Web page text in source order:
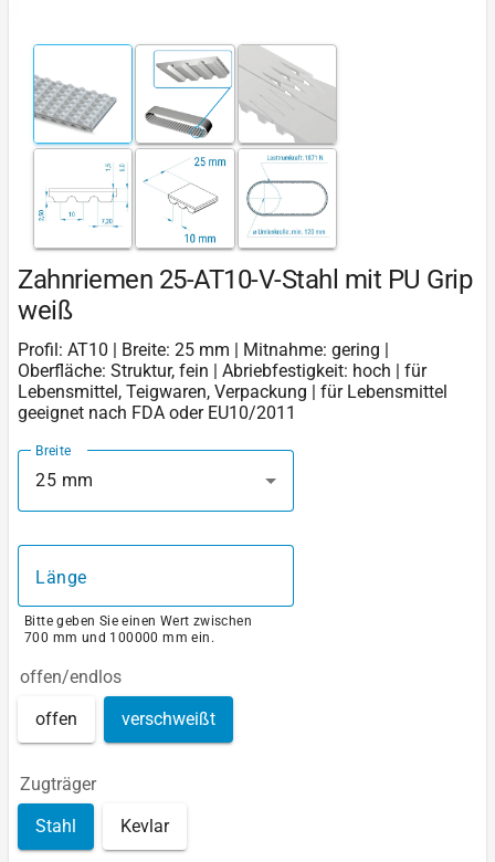
Zahnriemen 25-AT10-V-Stahl mit PU Grip
weiß
Profil: AT10 | Breite: 25 mm | Mitnahme: gering |
Oberfläche: Struktur, fein | Abriebfestigkeit: hoch | für
Lebensmittel, Teigwaren, Verpackung | für Lebensmittel
geeignet nach FDA oder EU10/2011
Breite
25 mm
Länge
Bitte geben Sie einen Wert zwischen
700 mm und 100000 mm ein.
offen/endlos
offen verschweißt
Zugträger
Stahl Kevlar